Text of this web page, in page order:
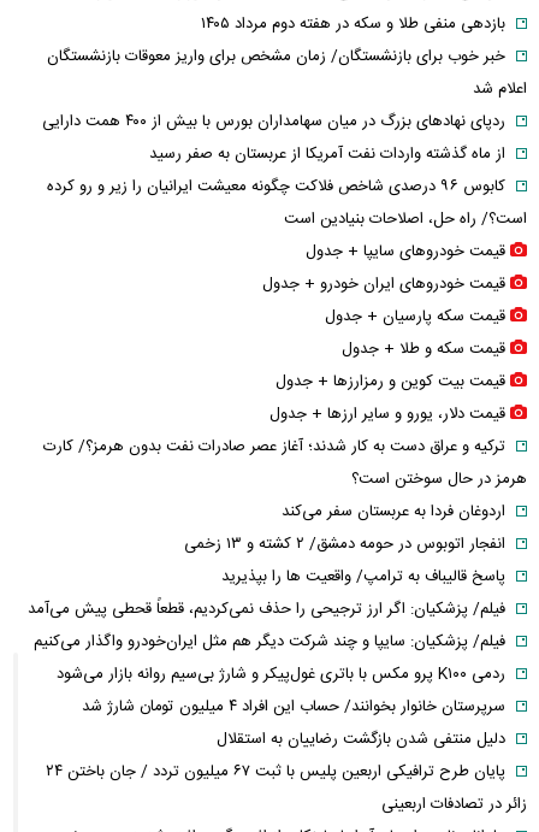
بازدهی منفی طلا و سکه در هفته دوم مرداد ۱۴۰۵
خبر خوب برای بازنشستگان/ زمان مشخص برای واریز معوقات بازنشستگان
اعلام شد
ردپای نهاد‌های بزرگ در میان سهامداران بورس با بیش از ۴۰۰ همت دارایی
از ماه گذشته واردات نفت آمریکا از عربستان به صفر رسید
کابوس ۹۶ درصدی شاخص فلاکت چگونه معیشت ایرانیان را زیر و رو کرده
است؟/ راه حل، اصلاحات بنیادین است
قیمت خودرو‌های سایپا + جدول
قیمت خودرو‌های ایران خودرو + جدول
قیمت سکه پارسیان + جدول
قیمت سکه و طلا + جدول
قیمت بیت کوین و رمزارز‌ها + جدول
قیمت دلار، یورو و سایر ارز‌ها + جدول
ترکیه و عراق دست به کار شدند؛ آغاز عصر صادرات نفت بدون هرمز؟/ کارت
هرمز در حال سوختن است؟
اردوغان فردا به عربستان سفر می‌کند
انفجار اتوبوس در حومه دمشق/ ۲ کشته و ۱۳ زخمی
پاسخ قالیباف به ترامپ/ واقعیت ها را بپذیرید
فیلم/ پزشکیان: اگر ارز ترجیحی را حذف نمی‌کردیم، قطعاً قحطی پیش می‌آمد
فیلم/ پزشکیان: سایپا و چند شرکت دیگر هم مثل ایران‌خودرو واگذار می‌کنیم
ردمی K۱۰۰ پرو مکس با باتری غول‌پیکر و شارژ بی‌سیم روانه بازار می‌شود
سرپرستان خانوار بخوانند/ حساب این افراد ۴ میلیون تومان شارژ شد
دلیل منتفی شدن بازگشت رضاییان به استقلال
پایان طرح ترافیکی اربعین پلیس با ثبت ۶۷ میلیون تردد / جان باختن ۲۴
زائر در تصادفات اربعینی